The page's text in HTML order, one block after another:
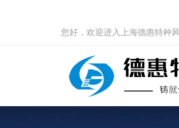
您好，欢迎进入上海德惠特种